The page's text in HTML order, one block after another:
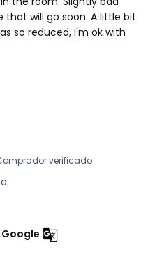
will go soon. A little bit
so reduced, I'm ok with
verificado